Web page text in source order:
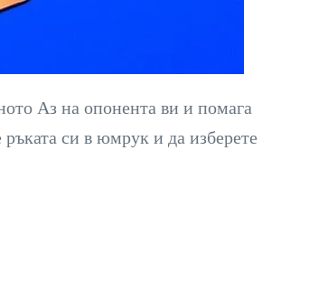
Аз на опонента ви и помага
си в юмрук и да изберете